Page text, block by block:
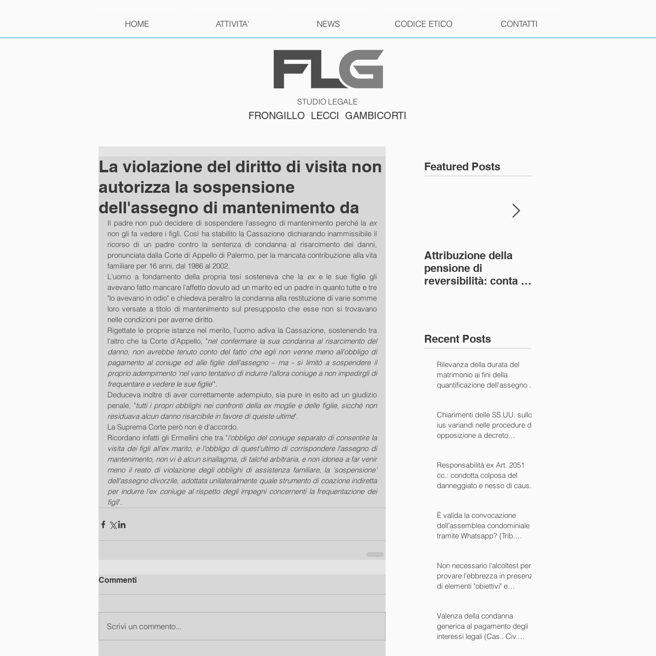
HOME ATTIVITA' NEWS CODICE ETICO CONTATTI
STUDIO LEGALE
FRONGILLO LECCI GAMBICORTI
La violazione del diritto di visita non
autorizza la sospensione
dell'assegno di mantenimento da
Il padre non può decidere di sospendere l'assegno di mantenimento perché la
ex
non gli fa vedere i figli. Così ha stabilito la Cassazione dichiarando inammissibile il
ricorso di un padre contro la sentenza di condanna al risarcimento dei danni,
pronunciata dalla Corte di Appello di Palermo, per la mancata contribuzione alla vita
familiare per 16 anni, dal 1986 al 2002.
L'uomo a fondamento della propria tesi sosteneva che la ex e le sue figlie gli
avevano fatto mancare l'affetto dovuto ad un marito ed un padre in quanto tutte e tre
"lo avevano in odio" e chiedeva peraltro la condanna alla restituzione di varie somme
loro versate a titolo di mantenimento sul presupposto che esse non si trovavano
nelle condizioni per averne diritto.
Rigettate le proprie istanze nel merito, l'uomo adiva la Cassazione, sostenendo tra
l'altro che la Corte d'Appello, "nel confermare la sua condanna al risarcimento del
danno, non avrebbe tenuto conto del fatto che egli non venne meno all'obbligo di
pagamento al coniuge ed alle figlie dell'assegno – ma - si limitò a sospendere il
proprio adempimento 'nel vano tentativo di indurre l'allora coniuge a non impedirgli di
frequentare e vedere le sue figlie'".
Deduceva inoltre di aver correttamente adempiuto, sia pure in esito ad un giudizio
penale, "tutti i propri obblighi nei confronti della ex moglie e delle figlie, sicché non
residuava alcun danno risarcibile in favore di queste ultime".
La Suprema Corte però non è d'accordo.
Ricordano infatti gli Ermellini che tra "l'obbligo del coniuge separato di consentire la
visita dei figli all'ex marito, e l'obbligo di quest'ultimo di corrispondere l'assegno di
mantenimento, non vi è alcun sinallagma, di talché arbitraria, e non idonea a far venir
meno il reato di violazione degli obblighi di assistenza familiare, la 'sospensione'
dell'assegno divorzile, adottata unilateralmente quale strumento di coazione indiretta
per indurre l'ex coniuge al rispetto degli impegni concernenti la frequentazione dei
figli".
Commenti
Scrivi un commento...
Featured Posts
Attribuzione della
pensione di
reversibilità: conta la
Recent Posts
Rilevanza della durata del
matrimonio ai fini della
quantificazione dell'assegno di
Chiarimenti delle SS.UU. sullo
ius variandi nelle procedure di
opposizione a decreto
Responsabilità ex Art. 2051
cc.: condotta colposa del
danneggiato e nesso di causa
È valida la convocazione
dell’assemblea condominiale
tramite Whatsapp? (Trib.
Non necessario l'alcoltest per
provare l'ebbrezza in presenza
di elementi "obiettivi" e
Valenza della condanna
generica al pagamento degli
interessi legali (Cas.. Civ.